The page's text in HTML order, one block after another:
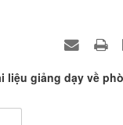
liệu giảng dạy về